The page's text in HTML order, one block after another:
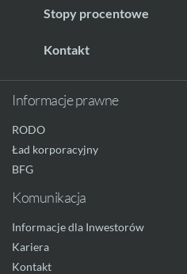
Stopy procentowe
Kontakt
Informacje prawne
RODO
Ład korporacyjny
BFG
Komunikacja
Informacje dla Inwestorów
Kariera
Kontakt